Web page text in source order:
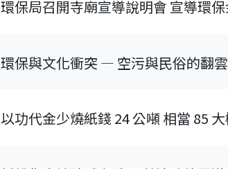
環保局召開寺廟宣導說明會 宣導環
環保與文化衝突 — 空污與民俗的翻
以功代金少燒紙錢 24 公噸 相當 85